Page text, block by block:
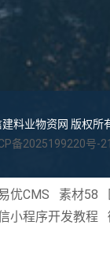
料业物资网 版权所
备2025199220号-21
优CMS 素材58
小程序开发教程